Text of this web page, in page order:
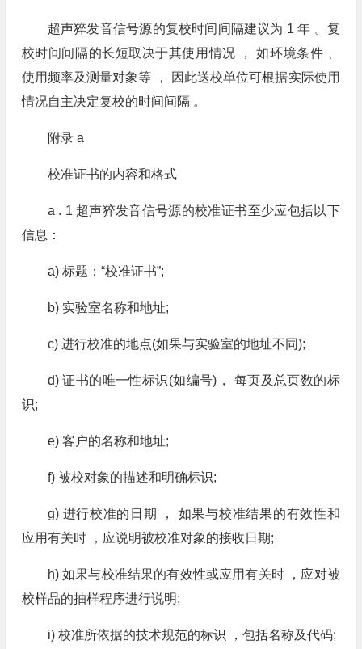
超声猝发音信号源的复校时间间隔建议为 1 年 。复
校时间间隔的长短取决于其使用情况 ， 如环境条件 、
使用频率及测量对象等 ， 因此送校单位可根据实际使用
情况自主决定复校的时间间隔 。
附录 a
校准证书的内容和格式
a . 1 超声猝发音信号源的校准证书至少应包括以下
信息：
a) 标题：“校准证书”;
b) 实验室名称和地址;
c) 进行校准的地点(如果与实验室的地址不同);
d) 证书的唯一性标识(如编号)， 每页及总页数的标
识;
e) 客户的名称和地址;
f) 被校对象的描述和明确标识;
g) 进行校准的日期 ， 如果与校准结果的有效性和
应用有关时 ，应说明被校准对象的接收日期;
h) 如果与校准结果的有效性或应用有关时 ，应对被
校样品的抽样程序进行说明;
i) 校准所依据的技术规范的标识 ，包括名称及代码;